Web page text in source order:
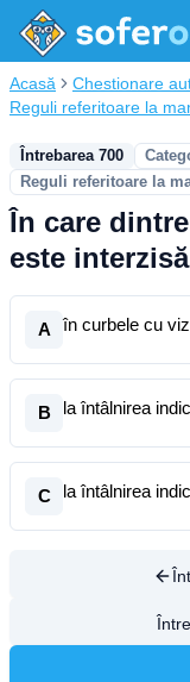
Acasă Chestionare
Reguli referitoare la
Întrebarea 700
Reguli referitoare la
În care
este
A în curbele cu
B la întâlnirea
C la întâlnirea